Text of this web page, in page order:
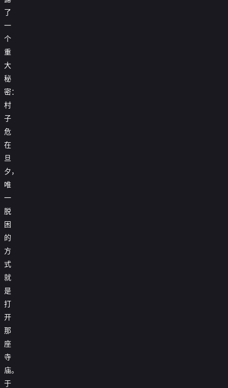
了
一
个
重
大
秘
密：
村
子
危
在
旦
夕，
唯
一
脱
困
的
方
式
就
是
打
开
那
座
寺
庙。
于